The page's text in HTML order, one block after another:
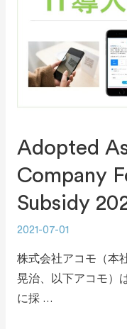
Adopted
Company
Subsidy
2021-07-01
株式会社アコモ（本
晃治、以下アコモ）
に採 …